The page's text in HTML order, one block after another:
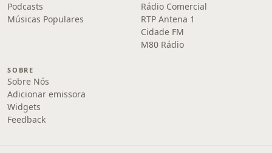
Podcasts
Músicas Populares
Rádio Comercial
RTP Antena 1
Cidade FM
M80 Rádio
SOBRE
Sobre Nós
Adicionar emissora
Widgets
Feedback